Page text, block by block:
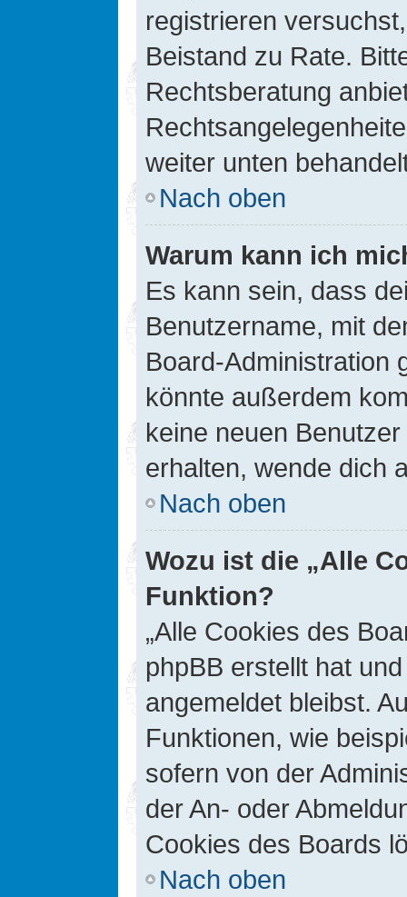
registrieren
Beistand zu Rate.
Rechtsberatung
weiter unten
Nach oben
Warum kann ich
Es kann sein, dass
Benutzername, mit
Board-Administration
könnte außerdem
keine neuen
erhalten, wende dich
Nach oben
Wozu ist die „Alle
Funktion?
„Alle Cookies des
phpBB erstellt hat
angemeldet bleibst.
Funktionen, wie
sofern von der
der An- oder
Cookies des Boards
Nach oben